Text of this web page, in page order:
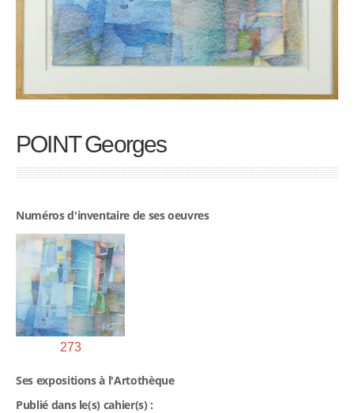
POINT Georges
Numéros d'inventaire de ses oeuvres
273
Ses expositions à l'Artothèque
Publié dans le(s) cahier(s) :